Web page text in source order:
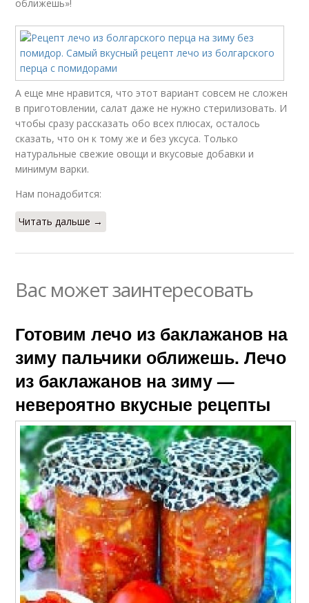
оближешь»!
А еще мне нравится, что этот вариант совсем не сложен
в приготовлении, салат даже не нужно стерилизовать. И
чтобы сразу рассказать обо всех плюсах, осталось
сказать, что он к тому же и без уксуса. Только
натуральные свежие овощи и вкусовые добавки и
минимум варки.
Нам понадобится:
Читать дальше →
Вас может заинтересовать
Готовим лечо из баклажанов на
зиму пальчики оближешь. Лечо
из баклажанов на зиму —
невероятно вкусные рецепты